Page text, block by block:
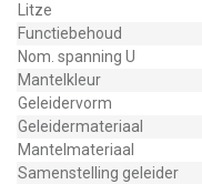
Litze
Functiebehoud
Nom. spanning U
Mantelkleur
Geleidervorm
Geleidermateriaal
Mantelmateriaal
Samenstelling geleider